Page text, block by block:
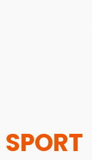
SPORT